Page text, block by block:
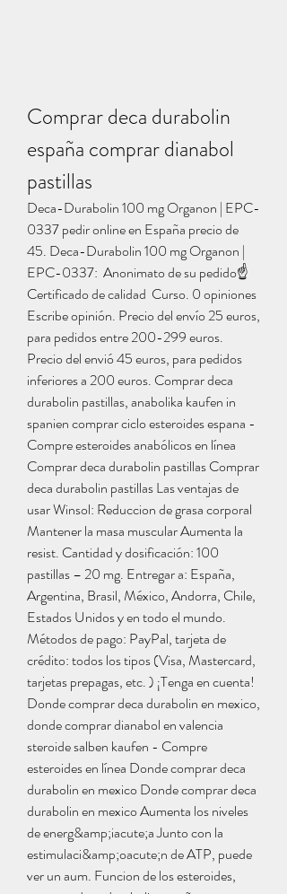
Comprar deca durabolin
españa comprar dianabol
pastillas
Deca-Durabolin 100 mg Organon | EPC-
0337 pedir online en España precio de
45. Deca-Durabolin 100 mg Organon |
EPC-0337:  Anonimato de su pedido☝️
Certificado de calidad  Curso. 0 opiniones
Escribe opinión. Precio del envío 25 euros,
para pedidos entre 200-299 euros.
Precio del envió 45 euros, para pedidos
inferiores a 200 euros. Comprar deca
durabolin pastillas, anabolika kaufen in
spanien comprar ciclo esteroides espana -
Compre esteroides anabólicos en línea
Comprar deca durabolin pastillas Comprar
deca durabolin pastillas Las ventajas de
usar Winsol: Reduccion de grasa corporal
Mantener la masa muscular Aumenta la
resist. Cantidad y dosificación: 100
pastillas – 20 mg. Entregar a: España,
Argentina, Brasil, México, Andorra, Chile,
Estados Unidos y en todo el mundo.
Métodos de pago: PayPal, tarjeta de
crédito: todos los tipos (Visa, Mastercard,
tarjetas prepagas, etc. ) ¡Tenga en cuenta!
Donde comprar deca durabolin en mexico,
donde comprar dianabol en valencia
steroide salben kaufen - Compre
esteroides en línea Donde comprar deca
durabolin en mexico Donde comprar deca
durabolin en mexico Aumenta los niveles
de energ&amp;iacute;a Junto con la
estimulaci&amp;oacute;n de ATP, puede
ver un aum. Funcion de los esteroides,